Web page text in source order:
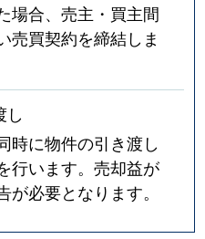
場合、売主・買主間
売買契約を締結しま
し
時に物件の引き渡し
行います。売却益が
必要となります。